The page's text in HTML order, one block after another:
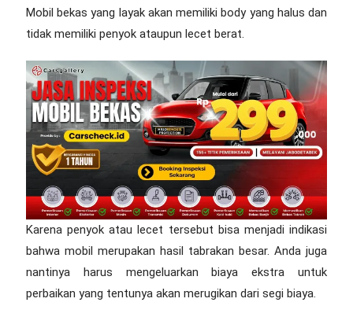
Mobil bekas yang layak akan memiliki body yang halus dan
tidak memiliki penyok ataupun lecet berat.
Karena penyok atau lecet tersebut bisa menjadi indikasi
bahwa mobil merupakan hasil tabrakan besar. Anda juga
nantinya harus mengeluarkan biaya ekstra untuk
perbaikan yang tentunya akan merugikan dari segi biaya.